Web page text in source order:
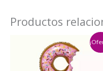
Productos